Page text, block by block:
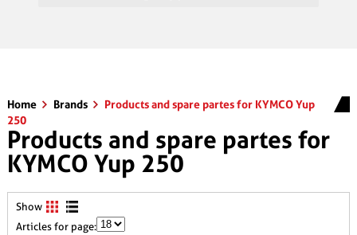
Home Brands
Products and spare partes for KYMCO Yup
250
Products and spare partes for
KYMCO Yup 250
Show
Articles for page: